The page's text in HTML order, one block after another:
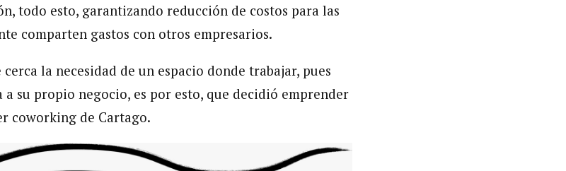
todo esto, garantizando reducción de costos para las
comparten gastos con otros empresarios.
la necesidad de un espacio donde trabajar, pues
a su propio negocio, es por esto, que decidió emprender
coworking de Cartago.